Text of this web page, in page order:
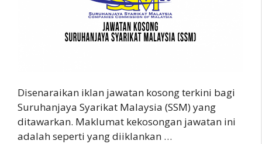
Disenaraikan iklan jawatan kosong terkini bagi
Suruhanjaya Syarikat Malaysia (SSM) yang
ditawarkan. Maklumat kekosongan jawatan ini
adalah seperti yang diiklankan …